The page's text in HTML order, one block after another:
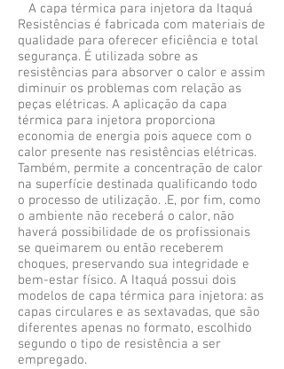
A capa térmica para injetora da Itaquá
Resistências é fabricada com materiais de
qualidade para oferecer eficiência e total
segurança. É utilizada sobre as
resistências para absorver o calor e assim
diminuir os problemas com relação as
peças elétricas. A aplicação da capa
térmica para injetora proporciona
economia de energia pois aquece com o
calor presente nas resistências elétricas.
Também, permite a concentração de calor
na superfície destinada qualificando todo
o processo de utilização. .E, por fim, como
o ambiente não receberá o calor, não
haverá possibilidade de os profissionais
se queimarem ou então receberem
choques, preservando sua integridade e
bem-estar físico. A Itaquá possui dois
modelos de capa térmica para injetora: as
capas circulares e as sextavadas, que são
diferentes apenas no formato, escolhido
segundo o tipo de resistência a ser
empregado.